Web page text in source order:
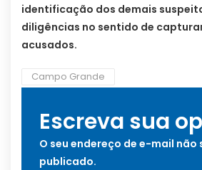
identificação dos demais
diligências no sentido de
acusados.
Campo Grande
Escreva sua
O seu endereço de e-mail não
publicado.